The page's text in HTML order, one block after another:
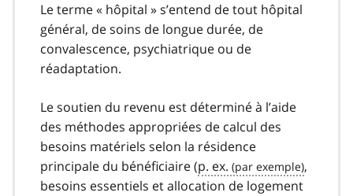
Le terme « hôpital » s’entend de tout hôpital
général, de soins de longue durée, de
convalescence, psychiatrique ou de
réadaptation.
Le soutien du revenu est déterminé à l’aide
des méthodes appropriées de calcul des
besoins matériels selon la résidence
principale du bénéficiaire (p. ex.
,
besoins essentiels et allocation de logement